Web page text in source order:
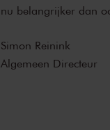
nu belangrijker dan
Simon Reinink
Algemeen Directeur